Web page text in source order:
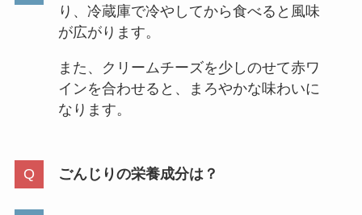
り、冷蔵庫で冷やしてから食べると風味
が広がります。
また、クリームチーズを少しのせて赤ワ
インを合わせると、まろやかな味わいに
なります。
ごんじりの栄養成分は？